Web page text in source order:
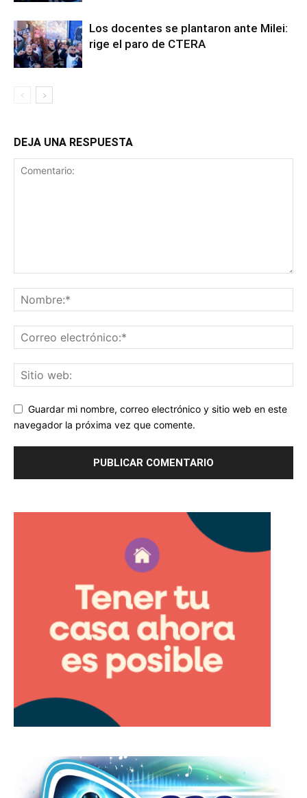
Los docentes se plantaron ante Milei:
rige el paro de CTERA
DEJA UNA RESPUESTA
Guardar mi nombre, correo electrónico y sitio web en este
navegador la próxima vez que comente.